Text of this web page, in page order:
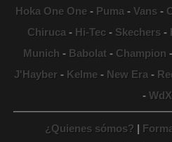
Hoka One One - Puma - Vans -
Chiruca - Hi-Tec - Skechers -
Munich - Babolat- Champion -
J'Hayber- Kelme- New Era -
- WdX
¿Quienes sómos? |